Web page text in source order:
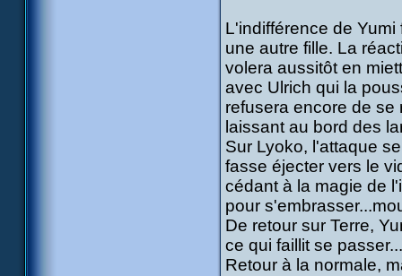
L'indifférence de
une autre fille. La
volera aussitôt en
avec Ulrich qui la
refusera encore de se
laissant au bord des
Sur Lyoko, l'attaque
fasse éjecter vers le
cédant à la magie de
pour
De retour sur Terre,
ce qui faillit se passer...
Retour à la normale,